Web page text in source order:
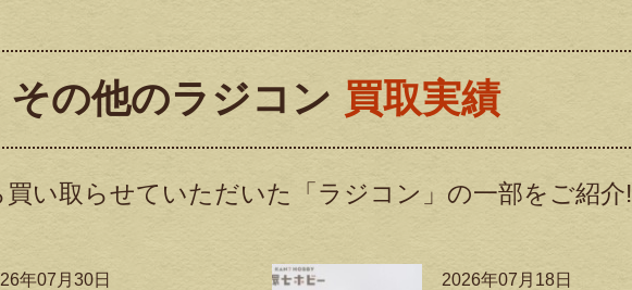
その他のラジコン 買取実績
買い取らせていただいた「ラジコン」の一部をご紹介!
年07月30日 2026年07月18日